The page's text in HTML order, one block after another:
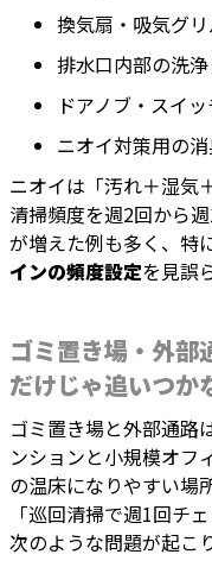
換気扇・吸気グ
排水口内部の洗
ドアノブ・スイ
ニオイ対策用の
ニオイは「汚れ＋湿気
清掃頻度を週2回から
が増えた例も多く、特
インの頻度設定を見誤
ゴミ置き場・外
だけじゃ追いつか
ゴミ置き場と外部通路
ンションと小規模オフ
の温床になりやすい場
「巡回清掃で週1回チ
次のような問題が起こ